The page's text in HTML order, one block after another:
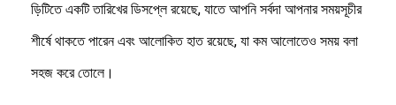
সিলিকন স্ট্র্যাপ ওয়াচ
লেডি কোয়ার্টজ ওয়াচ
ড়িটিতে একটি তারিখের ডিসপ্লে রয়েছে, যাতে আপনি সর্বদা আপনার সময়সূচীর
শীর্ষে থাকতে পারেন এবং আলোকিত হাত রয়েছে, যা কম আলোতেও সময় বলা
সহজ করে তোলে।